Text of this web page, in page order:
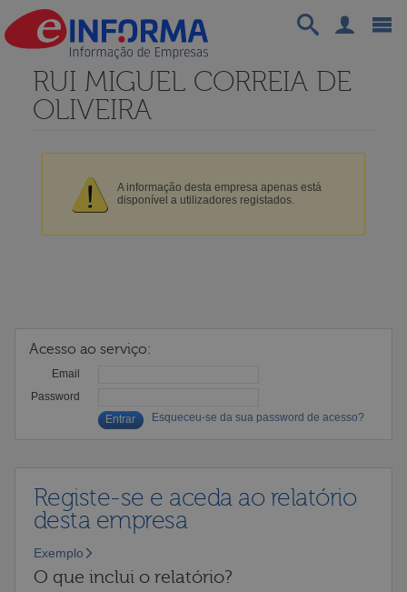
RUI MIGUEL CORREIA DE
OLIVEIRA
A informação desta empresa apenas está
disponível a utilizadores registados.
Acesso ao serviço:
Email
Password
Esqueceu-se da sua password de acesso?
Registe-se e aceda ao relatório
desta empresa
Exemplo
O que inclui o relatório?